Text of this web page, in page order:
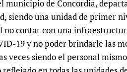
municipio de Concordia,
siendo una unidad de primer
no contar con una
19 y no poder brindarle las
veces siendo el personal